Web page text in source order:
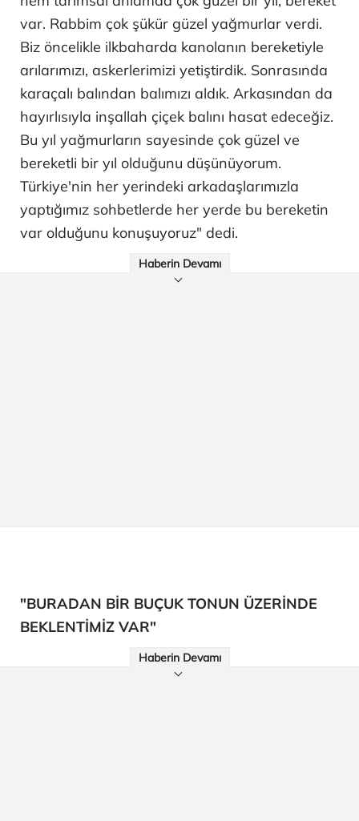
var. Rabbim çok şükür güzel yağmurlar verdi.
Biz öncelikle ilkbaharda kanolanın bereketiyle
arılarımızı, askerlerimizi yetiştirdik. Sonrasında
karaçalı balından balımızı aldık. Arkasından da
hayırlısıyla inşallah çiçek balını hasat edeceğiz.
Bu yıl yağmurların sayesinde çok güzel ve
bereketli bir yıl olduğunu düşünüyorum.
Türkiye'nin her yerindeki arkadaşlarımızla
yaptığımız sohbetlerde her yerde bu bereketin
var olduğunu konuşuyoruz" dedi.
Haberin Devamı
"BURADAN BİR BUÇUK TONUN ÜZERİNDE
BEKLENTİMİZ VAR"
Haberin Devamı